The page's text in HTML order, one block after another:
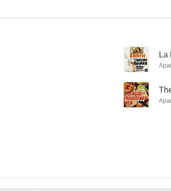
Al borde de la quinta avenida Tú
-- La
--